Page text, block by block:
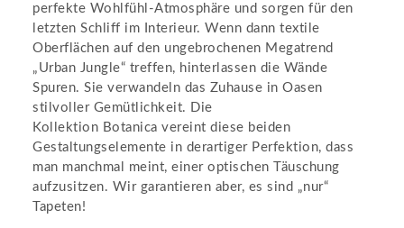
perfekte Wohlfühl-Atmosphäre und sorgen für den
letzten Schliff im Interieur. Wenn dann textile
Oberflächen auf den ungebrochenen Megatrend
„Urban Jungle“ treffen, hinterlassen die Wände
Spuren. Sie verwandeln das Zuhause in Oasen
stilvoller Gemütlichkeit. Die
Kollektion Botanica vereint diese beiden
Gestaltungselemente in derartiger Perfektion, dass
man manchmal meint, einer optischen Täuschung
aufzusitzen. Wir garantieren aber, es sind „nur“
Tapeten!